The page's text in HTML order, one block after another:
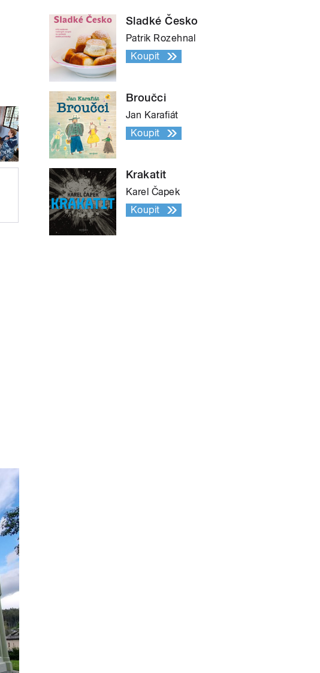
Sladké Česko
Patrik Rozehnal
Koupit
Broučci
Jan Karafiát
Koupit
Krakatit
Karel Čapek
Koupit